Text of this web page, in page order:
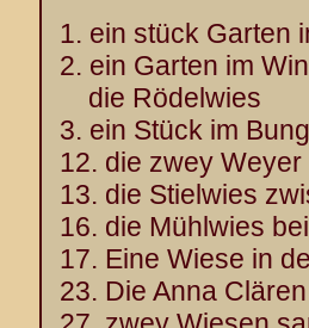
1. ein stück Garten
2. ein Garten im
die Rödelwies
3. ein Stück im
12. die zwey
13. die Stielwies
16. die Mühlwies
17. Eine Wiese in
23. Die Anna